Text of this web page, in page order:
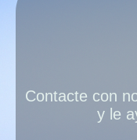
Contacte con
y le